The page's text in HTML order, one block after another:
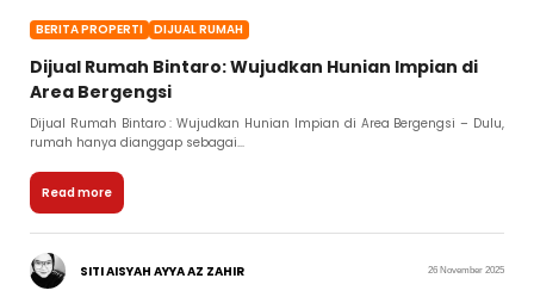
BERITA PROPERTI DIJUAL RUMAH
Dijual Rumah Bintaro: Wujudkan Hunian Impian di
Area Bergengsi
Dijual Rumah Bintaro : Wujudkan Hunian Impian di Area Bergengsi – Dulu,
rumah hanya dianggap sebagai...
Read more
SITI AISYAH AYYA AZ ZAHIR 26 November 2025